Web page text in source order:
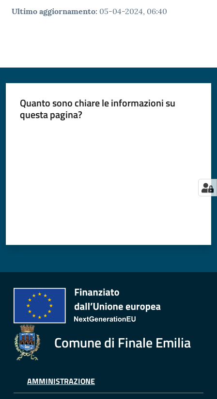
Ultimo aggiornamento: 05-04-2024, 06:40
Quanto sono chiare le informazioni su
questa pagina?
Comune di Finale Emilia
AMMINISTRAZIONE